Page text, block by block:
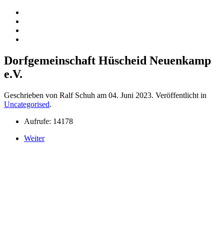
Dorfgemeinschaft Hüscheid Neuenkamp
e.V.
Geschrieben von Ralf Schuh am 04. Juni 2023. Veröffentlicht in
Uncategorised.
Aufrufe: 14178
Weiter